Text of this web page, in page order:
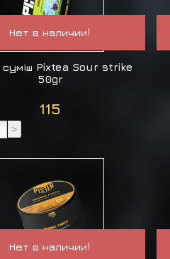
Нет в наличии!
суміш Pixtea Sour strike
50gr
115
>
Нет в наличии!